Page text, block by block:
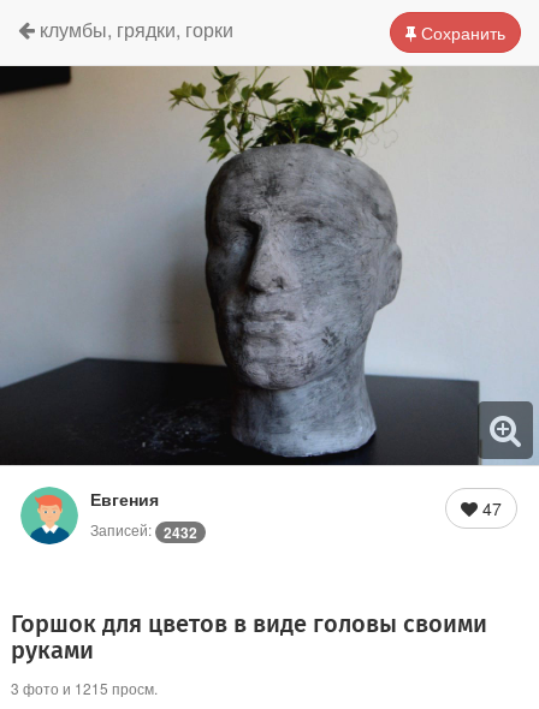
Сохранить
клумбы, грядки, горки
Евгения
Записей: 2432
47
Горшок для цветов в виде головы своими
руками
3 фото и 1215 просм.